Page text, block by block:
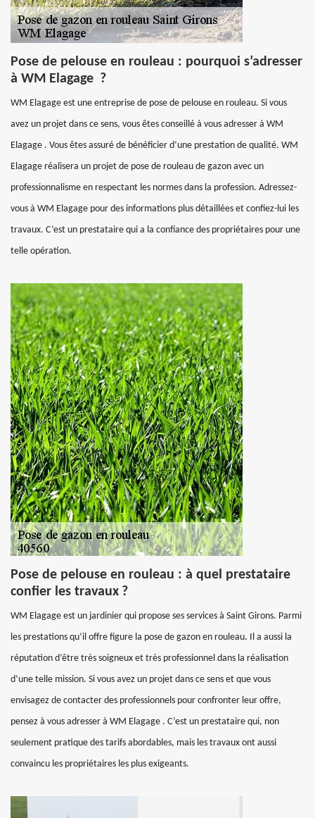
Pose de pelouse en rouleau : pourquoi s’adresser
à WM Elagage ?
WM Elagage est une entreprise de pose de pelouse en rouleau. Si vous
avez un projet dans ce sens, vous êtes conseillé à vous adresser à WM
Elagage . Vous êtes assuré de bénéficier d’une prestation de qualité. WM
Elagage réalisera un projet de pose de rouleau de gazon avec un
professionnalisme en respectant les normes dans la profession. Adressez-
vous à WM Elagage pour des informations plus détaillées et confiez-lui les
travaux. C’est un prestataire qui a la confiance des propriétaires pour une
telle opération.
Pose de pelouse en rouleau : à quel prestataire
confier les travaux ?
WM Elagage est un jardinier qui propose ses services à Saint Girons. Parmi
les prestations qu’il offre figure la pose de gazon en rouleau. Il a aussi la
réputation d’être très soigneux et très professionnel dans la réalisation
d’une telle mission. Si vous avez un projet dans ce sens et que vous
envisagez de contacter des professionnels pour confronter leur offre,
pensez à vous adresser à WM Elagage . C’est un prestataire qui, non
seulement pratique des tarifs abordables, mais les travaux ont aussi
convaincu les propriétaires les plus exigeants.